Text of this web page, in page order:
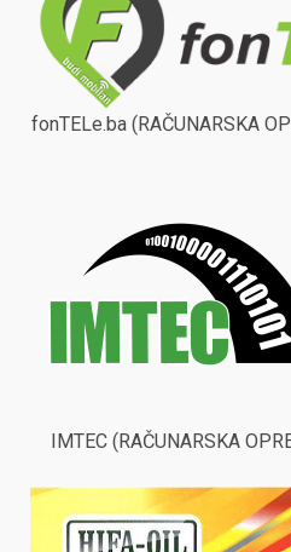
fonTELe.ba (RAČUNARSKA
IMTEC (RAČUNARSKA